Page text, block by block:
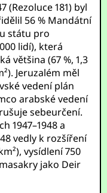
(Rezoluce 181) byl
56 % Mandátní
státu pro
lidí), která
většina (67 %, 1,3
Jeruzalém měl
vedení plán
arabské vedení
sebeurčení.
1947–1948 a
vedly k rozšíření
vysídlení 750
jako Deir